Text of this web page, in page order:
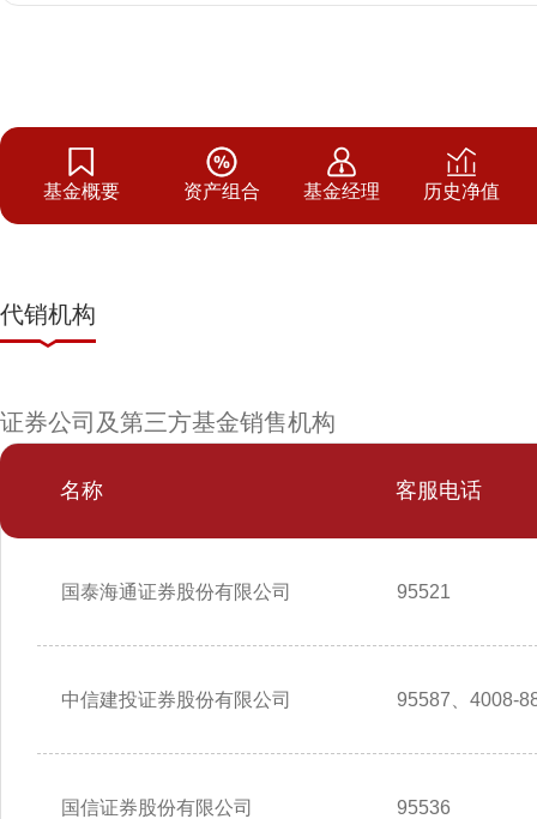
基金概要 资产组合 基金经理 历史净值
代销机构
证券公司及第三方基金销售机构
名称 客服电话
国泰海通证券股份有限公司 95521
中信建投证券股份有限公司 95587、4008-
国信证券股份有限公司 95536